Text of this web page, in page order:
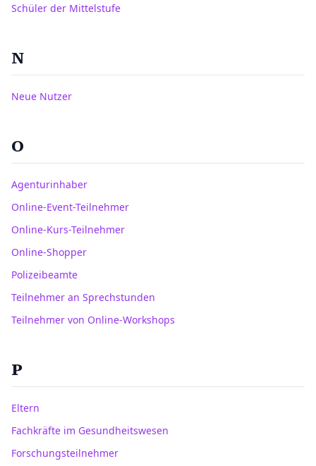
Schüler der Mittelstufe
N
Neue Nutzer
O
Agenturinhaber
Online-Event-Teilnehmer
Online-Kurs-Teilnehmer
Online-Shopper
Polizeibeamte
Teilnehmer an Sprechstunden
Teilnehmer von Online-Workshops
P
Eltern
Fachkräfte im Gesundheitswesen
Forschungsteilnehmer